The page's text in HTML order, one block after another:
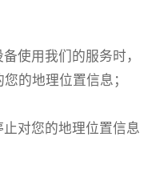
使用我们的服务时，
的地理位置信息；
对您的地理位置信息